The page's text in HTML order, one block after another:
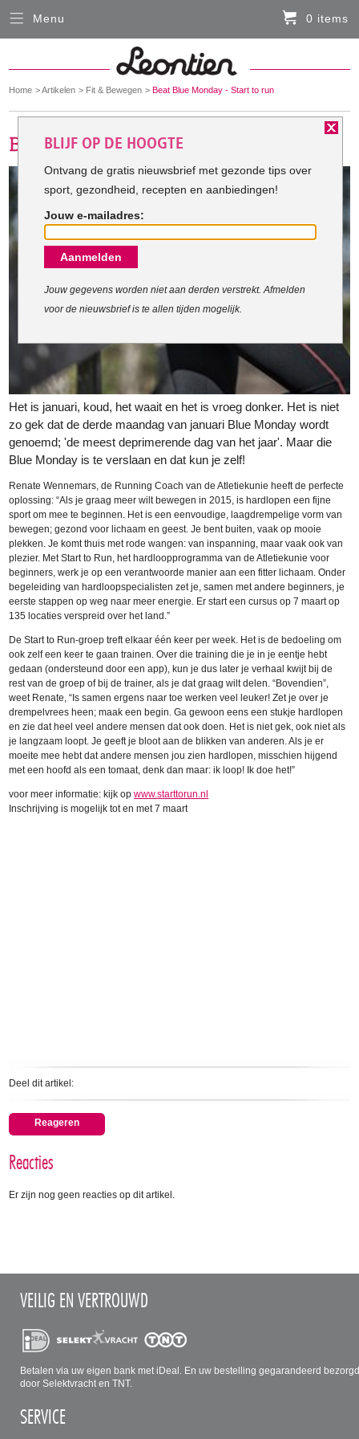
You
here:
Home Artikelen Fit & Bewegen Beat Blue Monday - Start to run
Het is januari, koud, het waait en het is vroeg donker. Het is niet
zo gek dat de derde maandag van januari Blue Monday wordt
genoemd; 'de meest deprimerende dag van het jaar'. Maar die
Blue Monday is te verslaan en dat kun je zelf!
Renate Wennemars, de Running Coach van de Atletiekunie heeft de perfecte
oplossing: “Als je graag meer wilt bewegen in 2015, is hardlopen een fijne
sport om mee te beginnen. Het is een eenvoudige, laagdrempelige vorm van
bewegen; gezond voor lichaam en geest. Je bent buiten, vaak op mooie
plekken. Je komt thuis met rode wangen: van inspanning, maar vaak ook van
plezier. Met Start to Run, het hardloopprogramma van de Atletiekunie voor
beginners, werk je op een verantwoorde manier aan een fitter lichaam. Onder
begeleiding van hardloopspecialisten zet je, samen met andere beginners, je
eerste stappen op weg naar meer energie. Er start een cursus op 7 maart op
135 locaties verspreid over het land.”
De Start to Run-groep treft elkaar één keer per week. Het is de bedoeling om
ook zelf een keer te gaan trainen. Over die training die je in je eentje hebt
gedaan (ondersteund door een app), kun je dus later je verhaal kwijt bij de
rest van de groep of bij de trainer, als je dat graag wilt delen. “Bovendien”,
weet Renate, “Is samen ergens naar toe werken veel leuker! Zet je over je
drempelvrees heen; maak een begin. Ga gewoon eens een stukje hardlopen
en zie dat heel veel andere mensen dat ook doen. Het is niet gek, ook niet als
je langzaam loopt. Je geeft je bloot aan de blikken van anderen. Als je er
moeite mee hebt dat andere mensen jou zien hardlopen, misschien hijgend
met een hoofd als een tomaat, denk dan maar: ik loop! Ik doe het!”
voor meer informatie: kijk opwww.starttorun.nl
Inschrijving is mogelijk tot en met 7 maart
Deel dit artikel:
Reageren
Reacties
Er zijn nog geen reacties op dit artikel.
Menu 0 items
VEILIG EN VERTROUWD
Betalen via uw eigen bank met iDeal. En uw bestelling gegarandeerd
door Selektvracht en TNT.
SERVICE
Sluiten
HARDLOOPKLEDING
FIETSKLEDING
SERVICE
Inloggen
Contact- en adresgegevens
Levertijd, retourneren, ruilen
BLIJF OP DE HOOGTE
Ontvang de gratis nieuwsbrief met gezonde tips over
sport, gezondheid, recepten en aanbiedingen!
Jouw e-mailadres:
Aanmelden
Jouw gegevens worden niet aan derden verstrekt. Afmelden
voor de nieuwsbrief is te allen tijden mogelijk.